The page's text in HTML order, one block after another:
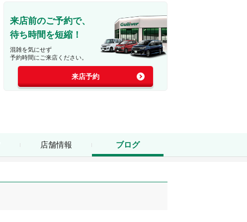
来店前のご予約で、
待ち時間を短縮！
混雑を気にせず
予約時間にご来店ください。
来店予約
店舗情報 ブログ